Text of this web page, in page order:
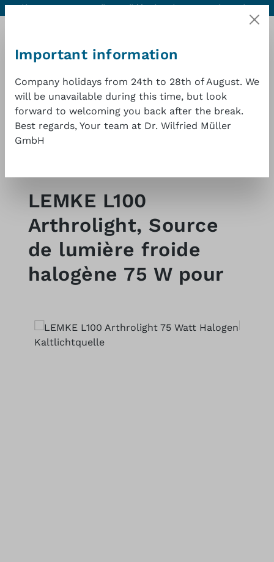
Passer au contenu principal
Aide & contact Excellente qualité à un bon prix 1 an de garantie
Magasin en ligne
LEMKE L100
Arthrolight, Source
de lumière froide
halogène 75 W pour
Ignorer la galerie d'images
Important information
Company holidays from 24th to 28th of August. We
will be unavailable during this time, but look
forward to welcoming you back after the break.
Best regards, Your team at Dr. Wilfried Müller
GmbH